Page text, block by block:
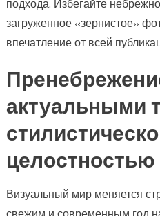
загруженное «зернистое»
впечатление от всей
актуальными
целостностью
Визуальный мир меняется